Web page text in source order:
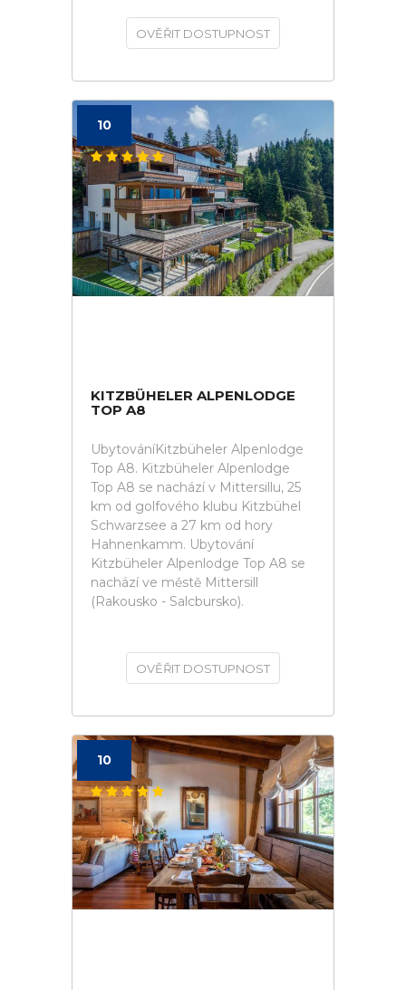
OVĚŘIT DOSTUPNOST
10
KITZBÜHELER ALPENLODGE
TOP A8
UbytováníKitzbüheler Alpenlodge
Top A8. Kitzbüheler Alpenlodge
Top A8 se nachází v Mittersillu, 25
km od golfového klubu Kitzbühel
Schwarzsee a 27 km od hory
Hahnenkamm. Ubytování
Kitzbüheler Alpenlodge Top A8 se
nachází ve městě Mittersill
(Rakousko - Salcbursko).
OVĚŘIT DOSTUPNOST
10